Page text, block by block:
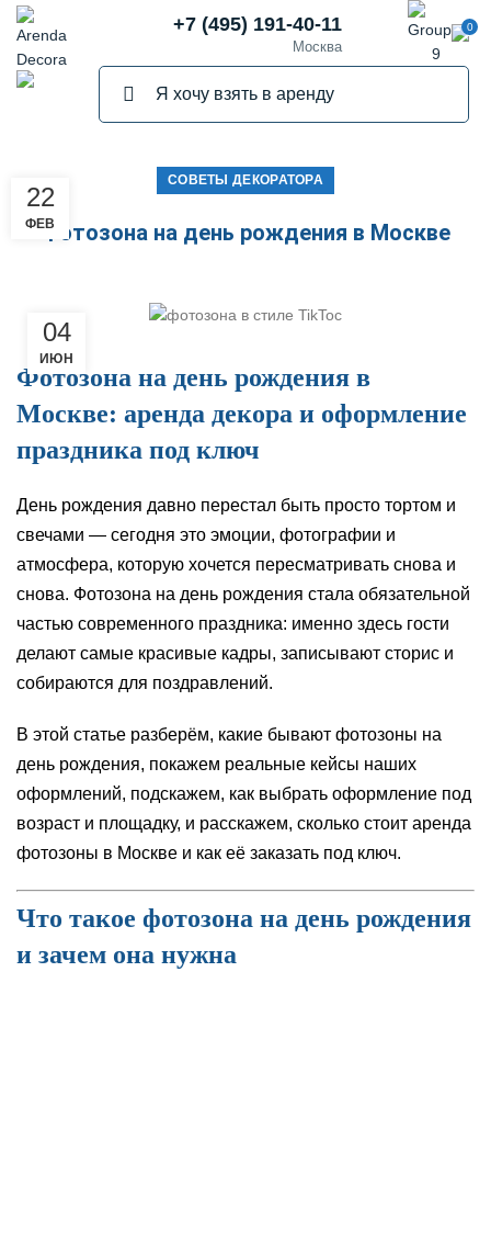
+7 (495) 191-40-11
Москва
0
СОВЕТЫ ДЕКОРАТОРА
Фотозона на день рождения в Москве
04
ИЮН
Фотозона на день рождения в
Москве: аренда декора и оформление
праздника под ключ
День рождения давно перестал быть просто тортом и
свечами — сегодня это эмоции, фотографии и
атмосфера, которую хочется пересматривать снова и
снова. Фотозона на день рождения стала обязательной
частью современного праздника: именно здесь гости
делают самые красивые кадры, записывают сторис и
собираются для поздравлений.
В этой статье разберём, какие бывают фотозоны на
день рождения, покажем реальные кейсы наших
оформлений, подскажем, как выбрать оформление под
возраст и площадку, и расскажем, сколько стоит аренда
фотозоны в Москве и как её заказать под ключ.
Что такое фотозона на день рождения
и зачем она нужна
22
ФЕВ